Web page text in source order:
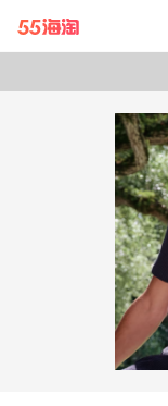
带你去官网买正品